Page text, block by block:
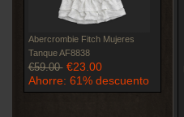
Abercrombie Fitch Mujeres
Tanque AF8838
€59.00 €23.00
Ahorre: 61% descuento